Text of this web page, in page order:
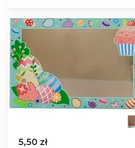
5,50 zł